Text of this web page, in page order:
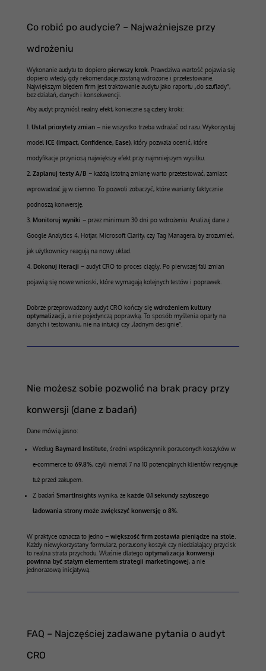
Co robić po audycie? – Najważniejsze przy
wdrożeniu
Wykonanie audytu to dopiero pierwszy krok. Prawdziwa wartość pojawia się
dopiero wtedy, gdy rekomendacje zostaną wdrożone i przetestowane.
Największym błędem firm jest traktowanie audytu jako raportu „do szuflady”,
bez działań, danych i konsekwencji.
Aby audyt przyniósł realny efekt, konieczne są cztery kroki:
Ustal priorytety zmian– nie wszystko trzeba wdrażać od razu. Wykorzystaj
model ICE (Impact, Confidence, Ease), który pozwala ocenić, które
modyfikacje przyniosą największy efekt przy najmniejszym wysiłku.
Zaplanuj testy A/B – każdą istotną zmianę warto przetestować, zamiast
wprowadzać ją w ciemno. To pozwoli zobaczyć, które warianty faktycznie
podnoszą konwersję.
Monitoruj wyniki – przez minimum 30 dni po wdrożeniu. Analizuj dane z
Google Analytics 4, Hotjar, Microsoft Clarity, czy Tag Managera, by zrozumieć,
jak użytkownicy reagują na nowy układ.
Dokonuj iteracji – audyt CRO to proces ciągły. Po pierwszej fali zmian
pojawią się nowe wnioski, które wymagają kolejnych testów i poprawek.
Dobrze przeprowadzony audyt CRO kończy się wdrożeniem kultury
optymalizacji, a nie pojedynczą poprawką. To sposób myślenia oparty na
danych i testowaniu, nie na intuicji czy „ładnym designie”.
Nie możesz sobie pozwolić na brak pracy przy
konwersji (dane z badań)
Dane mówią jasno:
Według Baymard Institute, średni współczynnik porzuconych koszyków w
e-commerce to 69,8%, czyli niemal 7 na 10 potencjalnych klientów rezygnuje
tuż przed zakupem.
Z badań SmartInsightswynika, że każde 0,1 sekundy szybszego
ładowania strony może zwiększyć konwersję o 8%.
W praktyce oznacza to jedno – większość firm zostawia pieniądze na stole.
Każdy niewykorzystany formularz, porzucony koszyk czy niedziałający przycisk
to realna strata przychodu. Właśnie dlatego optymalizacja konwersji
powinna być stałym elementem strategii marketingowej, a nie
jednorazową inicjatywą.
FAQ – Najczęściej zadawane pytania o audyt
CRO